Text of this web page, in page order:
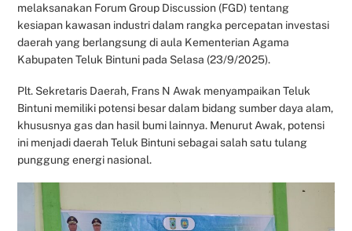
melaksanakan Forum Group Discussion (FGD) tentang
kesiapan kawasan industri dalam rangka percepatan investasi
daerah yang berlangsung di aula Kementerian Agama
Kabupaten Teluk Bintuni pada Selasa (23/9/2025).
Plt. Sekretaris Daerah, Frans N Awak menyampaikan Teluk
Bintuni memiliki potensi besar dalam bidang sumber daya alam,
khususnya gas dan hasil bumi lainnya. Menurut Awak, potensi
ini menjadi daerah Teluk Bintuni sebagai salah satu tulang
punggung energi nasional.